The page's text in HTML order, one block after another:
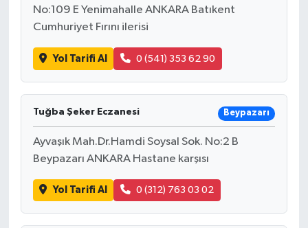
No:109 E Yenimahalle ANKARA Batıkent
Cumhuriyet Fırını ilerisi
Yol Tarifi Al 0 (541) 353 62 90
Tuğba Şeker Eczanesi Beypazarı
Ayvaşık Mah.Dr.Hamdi Soysal Sok. No:2 B
Beypazarı ANKARA Hastane karşısı
Yol Tarifi Al 0 (312) 763 03 02